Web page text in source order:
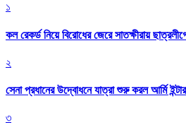
১
কল রেকর্ড নিয়ে বিরোধের জেরে সাতক্ষীরায়
২
সেনা প্রধানের উদ্বোধনে যাত্রা শুরু করল আর্মি
৩